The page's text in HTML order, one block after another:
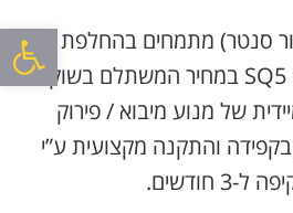
פתח
סנטר) מתמחים בהחלפת מנוע
לכל המודלים של אאודי SQ5 במחיר המשתלם בשוק!.
של מנוע מיבוא / פירוק
והתקנה מקצועית ע”י
חודשים.